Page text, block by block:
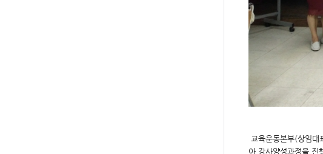
교육운동본부(상임대
아 강사양성과정을 진